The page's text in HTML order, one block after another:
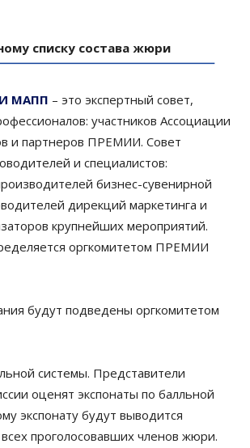
списку состава жюри
МАПП – это экспертный совет,
участников Ассоциации
и партнеров ПРЕМИИ. Совет
и специалистов:
бизнес-сувенирной
дирекций маркетинга и
крупнейших мероприятий.
оргкомитетом ПРЕМИИ
будут подведены оргкомитетом
системы. Представители
оценят экспонаты по балльной
экспонату будут выводится
проголосовавших членов жюри.